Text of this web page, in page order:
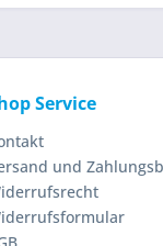
Service
und